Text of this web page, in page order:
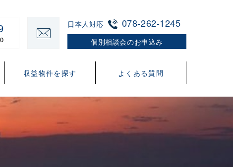
日本人対応 078-262-1245
個別相談会のお申込み
収益物件を探す よくある質問